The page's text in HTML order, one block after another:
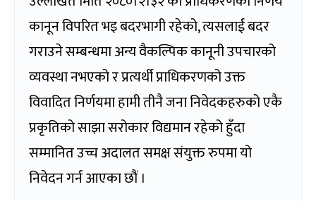
कानून विपरित भइ बदरभागी रहेको, त्यसलाई बदर
गराउने सम्बन्धमा अन्य वैकल्पिक कानूनी उपचारको
व्यवस्था नभएको र प्रत्यर्थी प्राधिकरणको उक्त
विवादित निर्णयमा हामी तीनै जना निवेदकहरुको एकै
प्रकृतिको साझा सरोकार विद्यमान रहेको हुँदा
सम्मानित उच्च अदालत समक्ष संयुक्त रुपमा यो
निवेदन गर्न आएका छौं ।